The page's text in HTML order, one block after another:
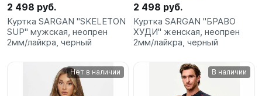
2 498 руб.
Куртка SARGAN "SKELETON
SUP" мужская, неопрен
2мм/лайкра, черный
2 498 руб.
Куртка SARGAN "БРАВО
ХУДИ" женская, неопрен
2мм/лайкра, черный
Нет в наличии В наличии